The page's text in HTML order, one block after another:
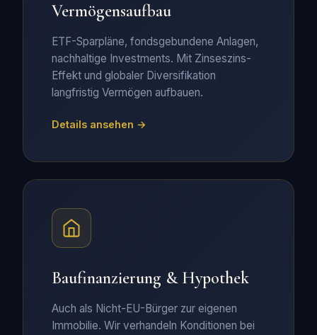
Vermögensaufbau
ETF-Sparpläne, fondsgebundene Anlagen,
nachhaltige Investments. Mit Zinseszins-
Effekt und globaler Diversifikation
langfristig Vermögen aufbauen.
Details ansehen →
Baufinanzierung & Hypothek
Auch als Nicht-EU-Bürger zur eigenen
Immobilie. Wir verhandeln Konditionen bei